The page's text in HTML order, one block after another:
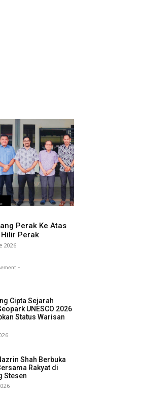
Perak Ke Atas
Perak
2026
-
Cipta Sejarah
UNESCO 2026
Status Warisan
Shah Berbuka
Rakyat di
Stesen